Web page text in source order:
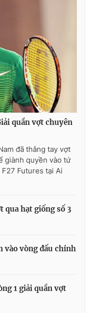
quần vợt chuyên
đã thắng tay vợt
giành quyền vào tứ
Futures tại Ai
qua hạt giống số 3
vào vòng đấu chính
1 giải quần vợt